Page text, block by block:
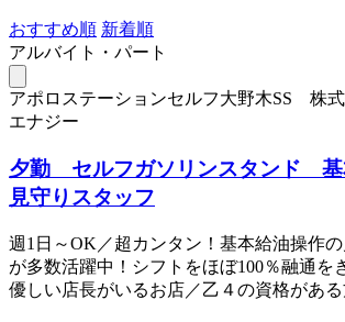
おすすめ順 新着順
アルバイト・パート
アポロステーションセルフ大野木SS 株
エナジー
夕勤 セルフガソリンスタンド 基
見守りスタッフ
週1日～OK／超カンタン！基本給油操作
が多数活躍中！シフトをほぼ100％融通を
優しい店長がいるお店／乙４の資格があ